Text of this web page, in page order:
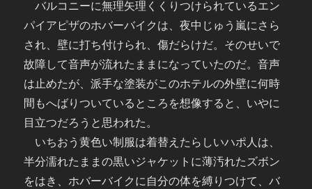
バルコニーに無理矢理くくりつけられているエン
パイアピザのホバーバイクは、夜中じゅう嵐にさら
され、壁に打ち付けられ、傷だらけだ。そのせいで
故障して音声が流れたままになっていたのだ。音声
は止めたが、派手な塗装がこのホテルの外壁に何時
間もへばりついているところを想像すると、いやに
目立つだろうと思われた。
いちおう黄色い制服は着替えたらしいハポ人は、
半分濡れたままの黒いジャケットに薄汚れたズボン
をはき、ホバーバイクに自分の体を縛りつけて、バ